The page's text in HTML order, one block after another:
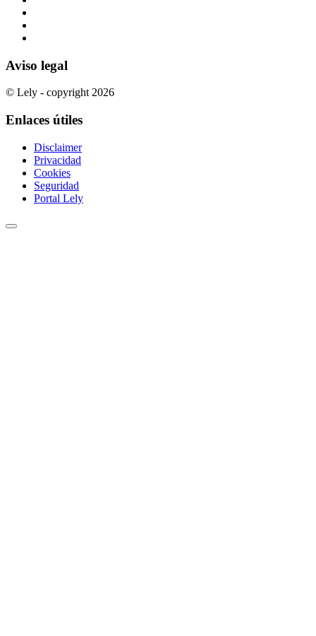
Aviso legal
© Lely - copyright 2026
Enlaces útiles
Disclaimer
Privacidad
Cookies
Seguridad
Portal Lely